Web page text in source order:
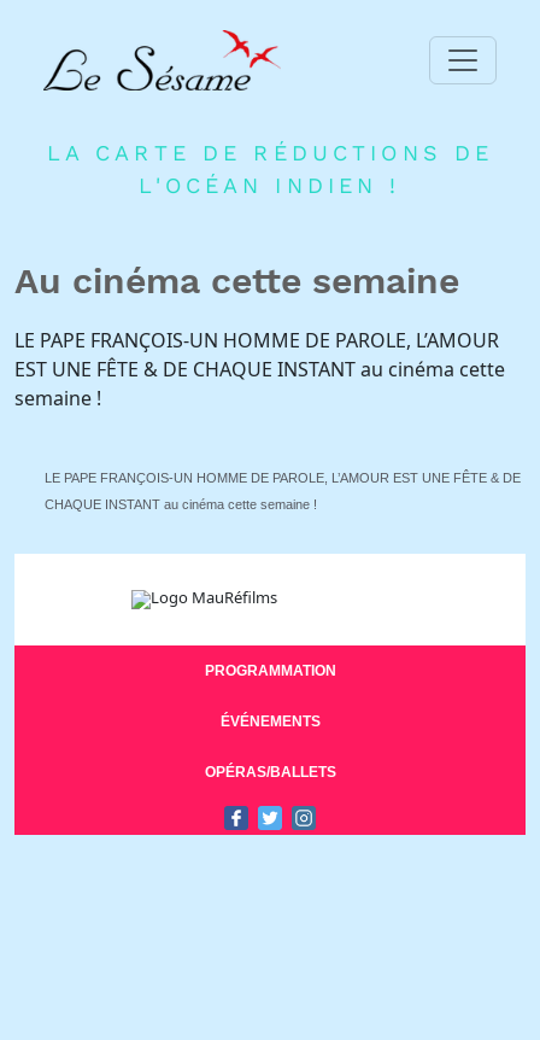
BLOG
CONTACT
DEVENIR PARTENAIRE
FR
LA CARTE DE RÉDUCTIONS DE
L'OCÉAN INDIEN !
Au cinéma cette semaine
LE PAPE FRANҪOIS-UN HOMME DE PAROLE, L’AMOUR
EST UNE FÊTE & DE CHAQUE INSTANT au cinéma cette
semaine !
LE PAPE FRANҪOIS-UN HOMME DE PAROLE, L’AMOUR EST UNE FÊTE & DE
CHAQUE INSTANT au cinéma cette semaine !
PROGRAMMATION
ÉVÉNEMENTS
OPÉRAS/BALLETS